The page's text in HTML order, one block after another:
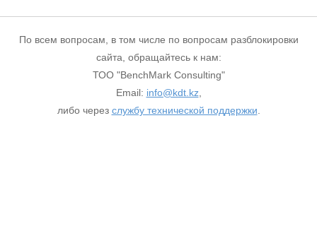
По всем вопросам, в том числе по вопросам разблокировки
сайта, обращайтесь к нам:
ТОО "BenchMark Consulting"
Email: info@kdt.kz,
либо через службу технической поддержки.